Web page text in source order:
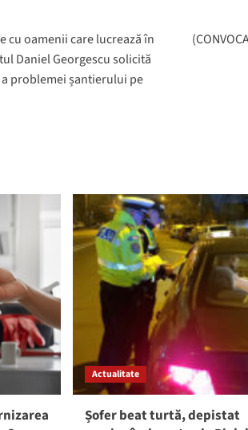
cu oamenii care lucrează în
Daniel Georgescu solicită
a problemei șantierului pe
Actualitate
Șofer beat turtă, depistat